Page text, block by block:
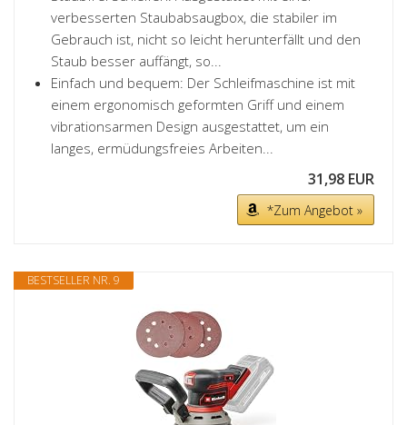
verbesserten Staubabsaugbox, die stabiler im
Gebrauch ist, nicht so leicht herunterfällt und den
Staub besser auffängt, so...
Einfach und bequem: Der Schleifmaschine ist mit
einem ergonomisch geformten Griff und einem
vibrationsarmen Design ausgestattet, um ein
langes, ermüdungsfreies Arbeiten...
31,98 EUR
*Zum Angebot »
BESTSELLER NR. 9